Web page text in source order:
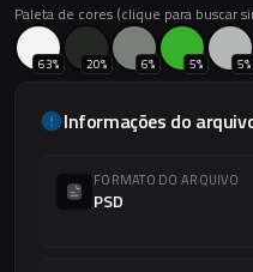
Paleta de cores (clique para buscar
63% 20% 6% 5% 5%
Informações do
FORMATO DO ARQUIVO
PSD